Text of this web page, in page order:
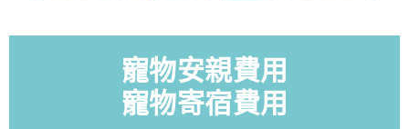
寵物安親費用
寵物寄宿費用